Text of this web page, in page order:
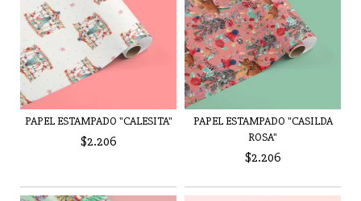
PAPEL ESTAMPADO "CALESITA"
$2.206
PAPEL ESTAMPADO "CASILDA
ROSA"
$2.206